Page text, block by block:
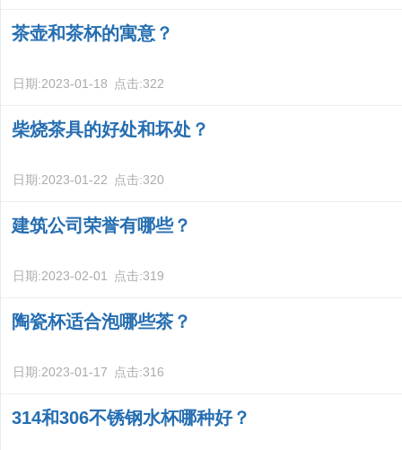
茶壶和茶杯的寓意？
日期:2023-01-18 点击:322
柴烧茶具的好处和坏处？
日期:2023-01-22 点击:320
建筑公司荣誉有哪些？
日期:2023-02-01 点击:319
陶瓷杯适合泡哪些茶？
日期:2023-01-17 点击:316
314和306不锈钢水杯哪种好？